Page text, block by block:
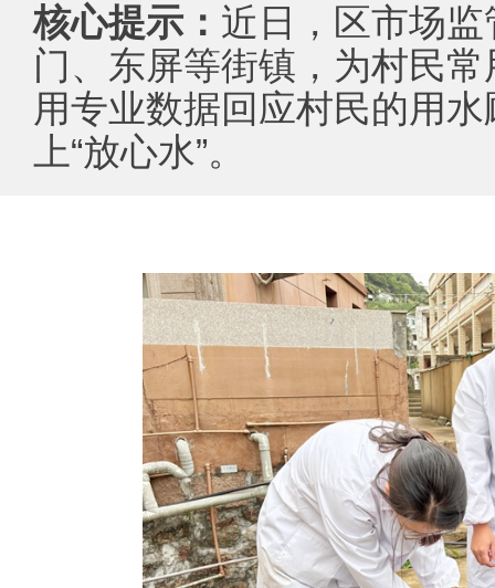
核心提示： 近日，区市场
门、东屏等街镇，为村民常
用专业数据回应村民的用
上“放心水”。